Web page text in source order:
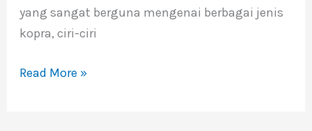
yang sangat berguna mengenai berbagai jenis
kopra, ciri-ciri
Read More »